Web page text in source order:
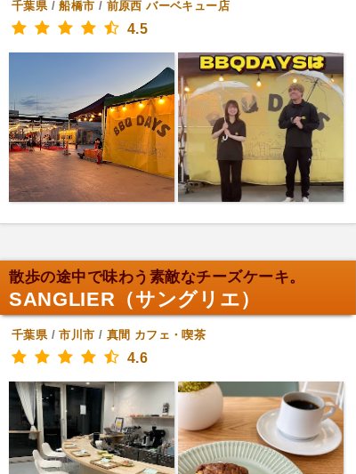
千葉県/船橋市 / 前原西 バーベキュー店
4.5
散歩の途中で味わう素敵なチーズケーキ。
SANGLIER（サングリエ）
千葉県/市川市 / 真間 カフェ・喫茶
4.6